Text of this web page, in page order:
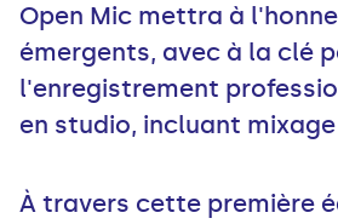
Open Mic mettra à
émergents, avec à la clé
l'enregistrement
en studio, incluant
À travers cette première